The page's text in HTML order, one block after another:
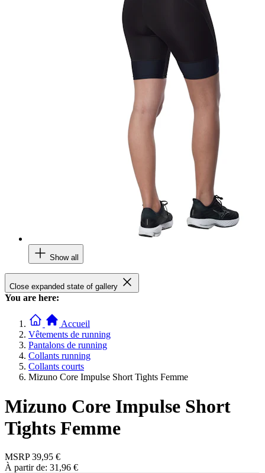
Show all
Close expanded state of gallery
You are here:
Accueil
Vêtements de running
Pantalons de running
Collants running
Collants courts
Mizuno Core Impulse Short Tights Femme
Mizuno Core Impulse Short
Tights Femme
MSRP 39,95 €
À partir de: 31,96 €